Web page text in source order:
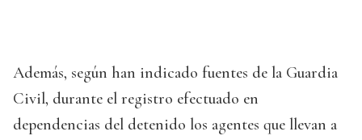
Además, según han indicado fuentes de la Guardia
Civil, durante el registro efectuado en
dependencias del detenido los agentes que llevan a